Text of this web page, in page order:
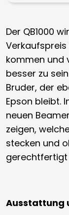
Der QB1000
kommen und
besser zu
Bruder, der
Epson bleibt.
neuen
zeigen,
stecken und
gerechtfertigt
Ausstattung